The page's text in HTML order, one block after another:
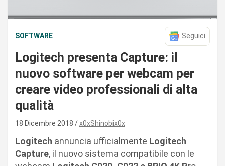
SOFTWARE Seguici
Logitech presenta Capture: il
nuovo software per webcam per
creare video professionali di alta
qualità
18 Dicembre 2018 x0xShinobix0x
Logitech annuncia ufficialmente Logitech
Capture, il nuovo sistema compatibile con le